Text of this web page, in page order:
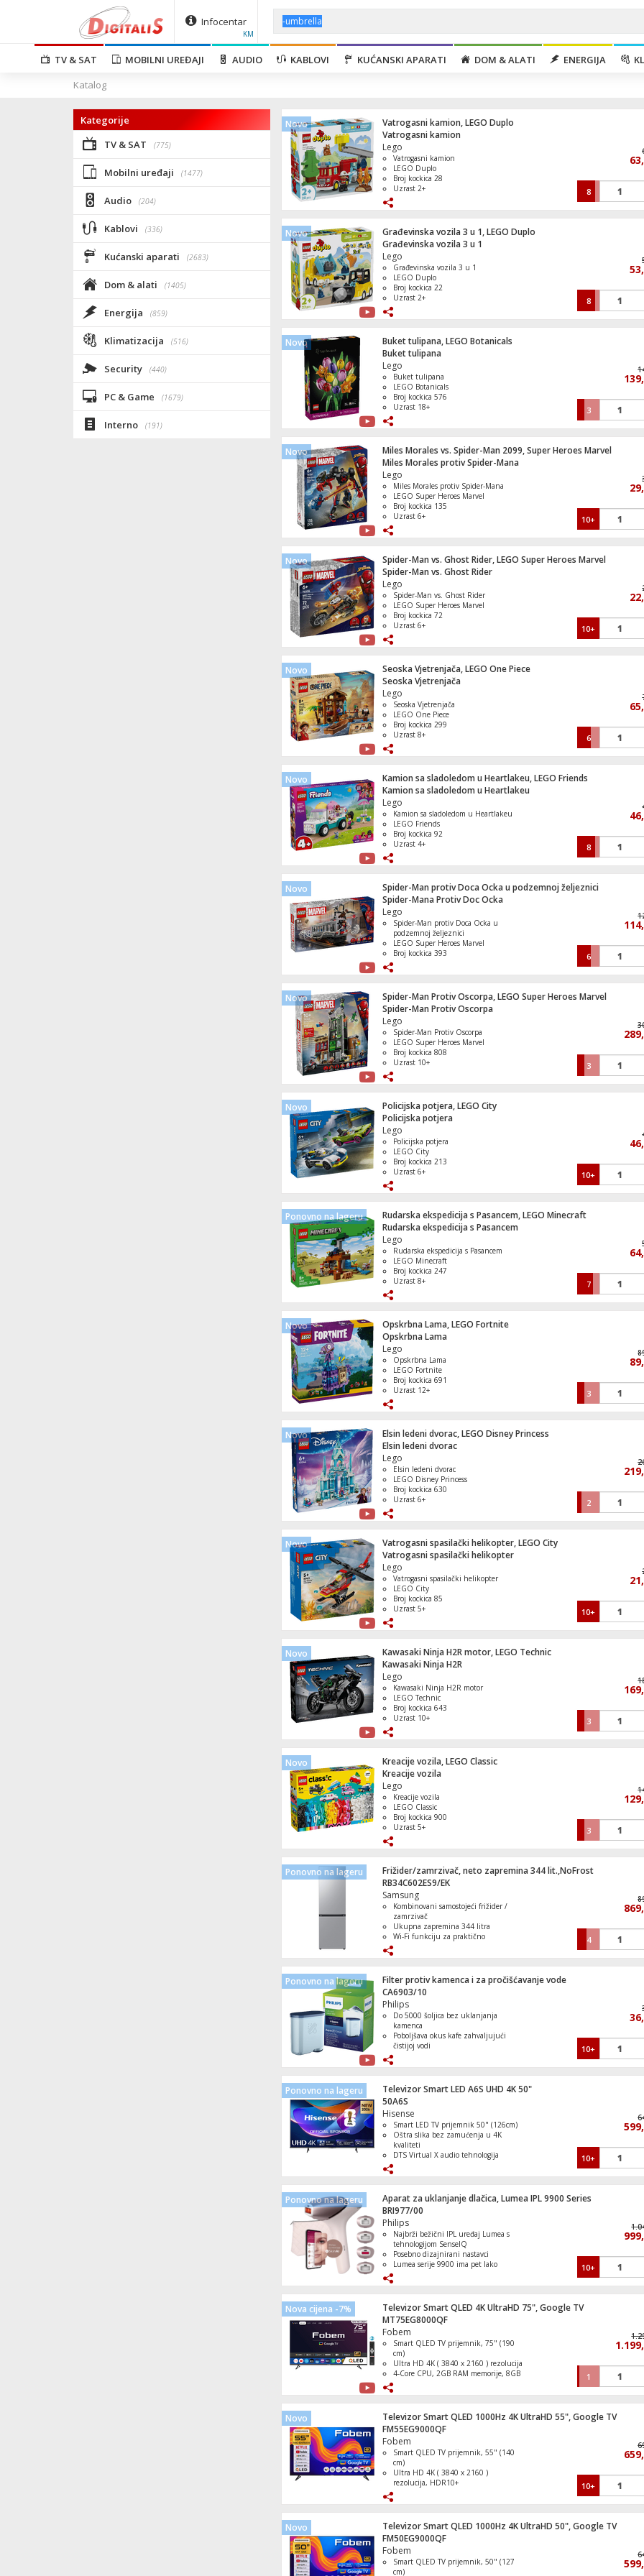
Infocentar
KM
TV & SAT MOBILNI UREĐAJI AUDIO KABLOVI KUĆANSKI APARATI DOM & ALATI ENERGIJA
Katalog
Kategorije
TV & SAT
(775)
Mobilni uređaji (1477)
Audio (204)
Kablovi (336)
Kućanski aparati (2683)
Dom & alati (1405)
Energija (859)
Klimatizacija (516)
Security (440)
PC & Game (1679)
Interno (191)
Novo
Vatrogasni kamion, LEGO Duplo
Vatrogasni kamion
Lego
Vatrogasni kamion
LEGO Duplo
Broj kockica 28
Uzrast 2+
8
Novo
Građevinska vozila 3 u 1, LEGO Duplo
Građevinska vozila 3 u 1
Lego
Građevinska vozila 3 u 1
LEGO Duplo
Broj kockica 22
Uzrast 2+
8
Novo
Buket tulipana, LEGO Botanicals
Buket tulipana
Lego
Buket tulipana
LEGO Botanicals
Broj kockica 576
Uzrast 18+
3
Novo
Miles Morales vs. Spider-Man 2099, Super Heroes Marvel
Miles Morales protiv Spider-Mana
Lego
Miles Morales protiv Spider-Mana
LEGO Super Heroes Marvel
Broj kockica 135
Uzrast 6+
10+
Novo
Spider-Man vs. Ghost Rider, LEGO Super Heroes Marvel
Spider-Man vs. Ghost Rider
Lego
Spider-Man vs. Ghost Rider
LEGO Super Heroes Marvel
Broj kockica 72
Uzrast 6+
10+
Novo
Seoska Vjetrenjača, LEGO One Piece
Seoska Vjetrenjača
Lego
Seoska Vjetrenjača
LEGO One Piece
Broj kockica 299
Uzrast 8+
6
Novo
Kamion sa sladoledom u Heartlakeu, LEGO Friends
Kamion sa sladoledom u Heartlakeu
Lego
Kamion sa sladoledom u Heartlakeu
LEGO Friends
Broj kockica 92
Uzrast 4+
8
Novo
Spider-Man protiv Doca Ocka u podzemnoj željeznici
Spider-Mana Protiv Doc Ocka
Lego
Spider-Man protiv Doca Ocka u
podzemnoj željeznici
LEGO Super Heroes Marvel
Broj kockica 393
6
Novo
Spider-Man Protiv Oscorpa, LEGO Super Heroes Marvel
Spider-Man Protiv Oscorpa
Lego
Spider-Man Protiv Oscorpa
LEGO Super Heroes Marvel
Broj kockica 808
Uzrast 10+
3
Novo
Policijska potjera, LEGO City
Policijska potjera
Lego
Policijska potjera
LEGO City
Broj kockica 213
Uzrast 6+
10+
Ponovno na lageru
Rudarska ekspedicija s Pasancem, LEGO Minecraft
Rudarska ekspedicija s Pasancem
Lego
Rudarska ekspedicija s Pasancem
LEGO Minecraft
Broj kockica 247
Uzrast 8+
7
Novo
Opskrbna Lama, LEGO Fortnite
Opskrbna Lama
Lego
Opskrbna Lama
LEGO Fortnite
Broj kockica 691
Uzrast 12+
3
Novo
Elsin ledeni dvorac, LEGO Disney Princess
Elsin ledeni dvorac
Lego
Elsin ledeni dvorac
LEGO Disney Princess
Broj kockica 630
Uzrast 6+
2
Novo
Vatrogasni spasilački helikopter, LEGO City
Vatrogasni spasilački helikopter
Lego
Vatrogasni spasilački helikopter
LEGO City
Broj kockica 85
Uzrast 5+
10+
Novo
Kawasaki Ninja H2R motor, LEGO Technic
Kawasaki Ninja H2R
Lego
Kawasaki Ninja H2R motor
LEGO Technic
Broj kockica 643
Uzrast 10+
3
Novo
Kreacije vozila, LEGO Classic
Kreacije vozila
Lego
Kreacije vozila
LEGO Classic
Broj kockica 900
Uzrast 5+
3
Ponovno na lageru
Frižider/zamrzivač, neto zapremina 344 lit.,NoFrost
RB34C602ES9/EK
Samsung
Kombinovani samostojeći frižider /
zamrzivač
Ukupna zapremina 344 litra
Wi-Fi funkciju za praktično
Unutrašnje LED svjetlo omogućuje
dobru vidljivost
Police su izrađene od kaljenog stakla
4
Ponovno na lageru
Filter protiv kamenca i za pročišćavanje vode
CA6903/10
Philips
Do 5000 šoljica bez uklanjanja
kamenca
Poboljšava okus kafe zahvaljujući
čistijoj vodi
kamenca
Jednostavna i brza zamjena
Produžava vijek trajanja aparata za
kafu
10+
Ponovno na lageru
Televizor Smart LED A6S UHD 4K 50"
50A6S
Hisense
Smart LED TV prijemnik 50" (126cm)
Oštra slika bez zamućenja u 4K
kvaliteti
DTS Virtual X audio tehnologija
VIDAA Smart platforma
10+
Ponovno na lageru
Aparat za uklanjanje dlačica, Lumea IPL 9900 Series
BRI977/00
Philips
Najbrži bežični IPL uređaj Lumea s
tehnologijom SenseIQ
Posebno dizajnirani nastavci
Lumea serije 9900 ima pet lako
Nježan tretman, čak i na osjetljivim
područjima
SmartSkin detektira vašu nijansu
kože
10+
Nova cijena -7%
Televizor Smart QLED 4K UltraHD 75", Google TV
MT75EG8000QF
Fobem
Smart QLED TV prijemnik, 75" (190
cm)
Ultra HD 4K ( 3840 x 2160 ) rezolucija
4-Core CPU, 2GB RAM memorije, 8GB
DVB- S2 / T2 / C tuner, H265 HEVC
Operativni sistem Google TV
1
Novo
Televizor Smart QLED 1000Hz 4K UltraHD 55", Google TV
FM55EG9000QF
Fobem
Smart QLED TV prijemnik, 55" (140
cm)
Ultra HD 4K ( 3840 x 2160 )
rezolucija, HDR10+
Refresh Rate 1000Hz
Operativni sistem Google TV
10+
Novo
Televizor Smart QLED 1000Hz 4K UltraHD 50", Google TV
FM50EG9000QF
Fobem
Smart QLED TV prijemnik, 50" (127
cm)
Frižider/Zamrzivač, bruto zapremina 348
NeoFrost, E
Mašina za pranje suđa, 13 kompleta, 5
Frižider/Zamrzivač neto zapremina 262
Klima uređaj, 18000Btu, -15°C, R32,
Frižider/Zamrzivač, zapremina 339l, A++
Opskrbna Lama, LEGO Fortnite
Televizor Smart QLED 4K UltraHD 75",
Televizor Smart QLED 1000Hz 4K
Frižider/Zamrzivač, ukupna zapremina
Miš bežični, Bluetooth , 6 tipki, 8000 dpi